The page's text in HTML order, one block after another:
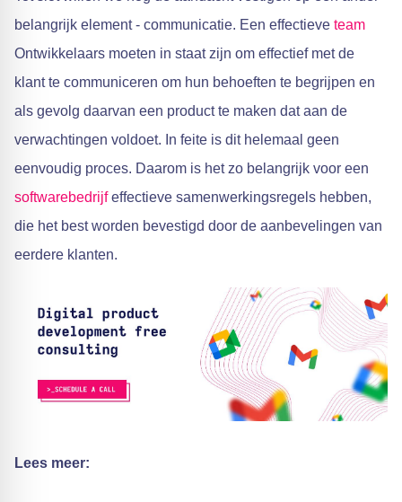
belangrijk element - communicatie. Een effectieve team
Ontwikkelaars moeten in staat zijn om effectief met de
klant te communiceren om hun behoeften te begrijpen en
als gevolg daarvan een product te maken dat aan de
verwachtingen voldoet. In feite is dit helemaal geen
eenvoudig proces. Daarom is het zo belangrijk voor een
softwarebedrijfeffectieve samenwerkingsregels hebben,
die het best worden bevestigd door de aanbevelingen van
eerdere klanten.
Lees meer: